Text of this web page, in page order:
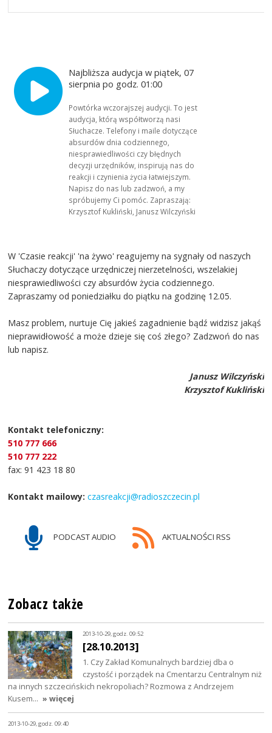
Najbliższa audycja w piątek, 07
sierpnia po godz. 01:00
Powtórka wczorajszej audycji. To jest
audycja, którą współtworzą nasi
Słuchacze. Telefony i maile dotyczące
absurdów dnia codziennego,
niesprawiedliwości czy błędnych
decyzji urzędników, inspirują nas do
reakcji i czynienia życia łatwiejszym.
Napisz do nas lub zadzwoń, a my
spróbujemy Ci pomóc. Zapraszają:
Krzysztof Kukliński, Janusz Wilczyński
W 'Czasie reakcji' 'na żywo' reagujemy na sygnały od naszych
Słuchaczy dotyczące urzędniczej nierzetelności, wszelakiej
niesprawiedliwości czy absurdów życia codziennego.
Zapraszamy od poniedziałku do piątku na godzinę 12.05.
Masz problem, nurtuje Cię jakieś zagadnienie bądź widzisz jakąś
nieprawidłowość a może dzieje się coś złego? Zadzwoń do nas
lub napisz.
Janusz Wilczyński
Krzysztof Kukliński
Kontakt telefoniczny:
510 777 666
510 777 222
fax: 91 423 18 80
Kontakt mailowy: czasreakcji@radioszczecin.pl
PODCAST AUDIO AKTUALNOŚCI RSS
Zobacz także
2013-10-29, godz. 09:52
[28.10.2013]
1. Czy Zakład Komunalnych bardziej dba o
czystość i porządek na Cmentarzu Centralnym niż
na innych szczecińskich nekropoliach? Rozmowa z Andrzejem
Kusem… » więcej
2013-10-29, godz. 09:40